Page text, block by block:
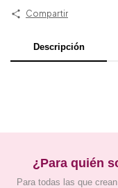
Compartir
Descripción
¿Para quién
Para todas las que